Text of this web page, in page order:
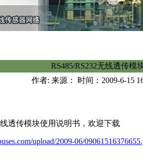
RS485/RS232无线透传模
作者: 来源： 时间：2009-6-15
线透传模块使用说明书，欢迎下载
upload/2009-06/